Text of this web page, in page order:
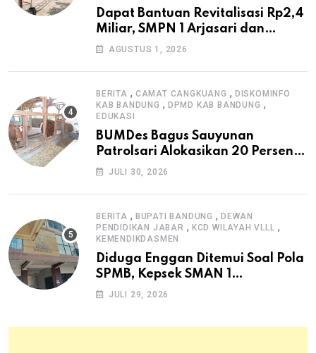
Dapat Bantuan Revitalisasi Rp2,4
Miliar, SMPN 1 Arjasari dan
Masyarakat Sambut Antusias
AGUSTUS 1, 2026
BERITA , CAMAT CANGKUANG , DISKOMINFO
KAB BANDUNG , DPMD KAB BANDUNG ,
EDUKASI
BUMDes Bagus Sauyunan
Patrolsari Alokasikan 20 Persen
Dana Desa untuk Ketahanan
JULI 30, 2026
BERITA , BUPATI BANDUNG ,DEWAN
PENDIDIKAN JABAR , KCD WILAYAH VLLL ,
KEMENDIKDASMEN
Diduga Enggan Ditemui Soal Pola
SPMB, Kepsek SMAN 1
Dayeuhkolot Dikeluhkan Orang
JULI 29, 2026